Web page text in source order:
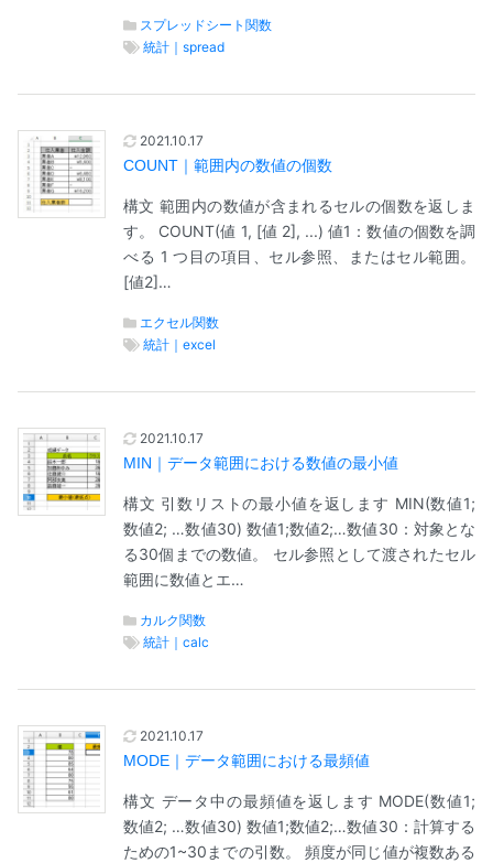
スプレッドシート関数
統計｜spread
2021.10.17
COUNT｜範囲内の数値の個数
構文 範囲内の数値が含まれるセルの個数を返しま
す。 COUNT(値 1, [値 2], ...) 値1：数値の個数を調
べる 1 つ目の項目、セル参照、またはセル範囲。
[値2]…
エクセル関数
統計｜excel
2021.10.17
MIN｜データ範囲における数値の最小値
構文 引数リストの最小値を返します MIN(数値1;
数値2; …数値30) 数値1;数値2;…数値30：対象とな
る30個までの数値。 セル参照として渡されたセル
範囲に数値とエ…
カルク関数
統計｜calc
2021.10.17
MODE｜データ範囲における最頻値
構文 データ中の最頻値を返します MODE(数値1;
数値2; …数値30) 数値1;数値2;…数値30：計算する
ための1~30までの引数。 頻度が同じ値が複数ある